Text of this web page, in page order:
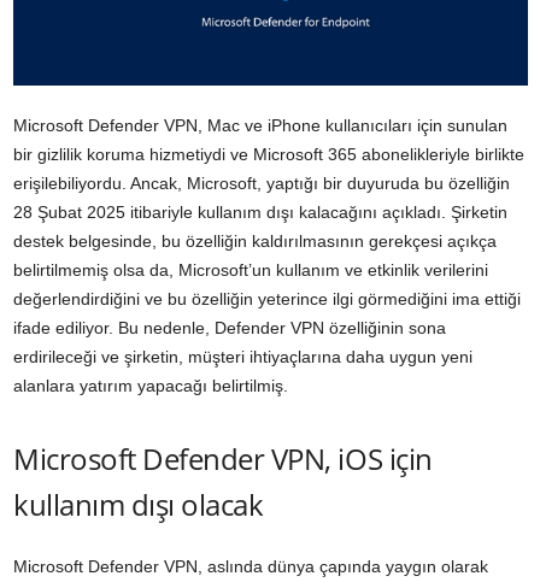
Microsoft Defender VPN, Mac ve iPhone kullanıcıları için sunulan
bir gizlilik koruma hizmetiydi ve Microsoft 365 abonelikleriyle birlikte
erişilebiliyordu. Ancak, Microsoft, yaptığı bir duyuruda bu özelliğin
28 Şubat 2025 itibariyle kullanım dışı kalacağını açıkladı. Şirketin
destek belgesinde, bu özelliğin kaldırılmasının gerekçesi açıkça
belirtilmemiş olsa da, Microsoft’un kullanım ve etkinlik verilerini
değerlendirdiğini ve bu özelliğin yeterince ilgi görmediğini ima ettiği
ifade ediliyor. Bu nedenle, Defender VPN özelliğinin sona
erdirileceği ve şirketin, müşteri ihtiyaçlarına daha uygun yeni
alanlara yatırım yapacağı belirtilmiş.
Microsoft Defender VPN, iOS için
kullanım dışı olacak
Microsoft Defender VPN, aslında dünya çapında yaygın olarak